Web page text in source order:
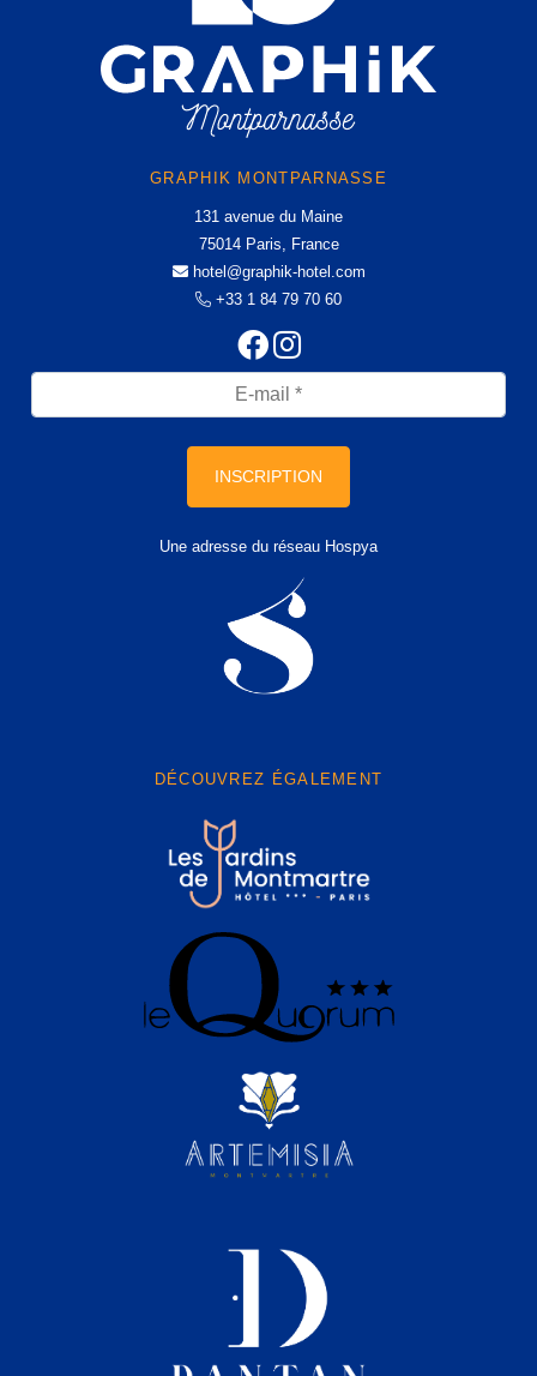
GRAPHIK MONTPARNASSE
131 avenue du Maine
75014 Paris, France
hotel@graphik-hotel.com
+33 1 84 79 70 60
INSCRIPTION
Une adresse du réseau Hospya
DÉCOUVREZ ÉGALEMENT